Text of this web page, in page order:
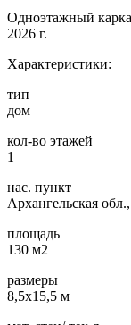
Одноэтажный
2026 г.
Характеристики:
тип
дом
кол-во этажей
1
нас. пункт
Архангельская
площадь
130 м2
размеры
8,5х15,5 м